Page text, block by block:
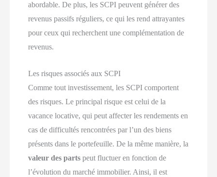
abordable. De plus, les SCPI peuvent générer des
revenus passifs réguliers, ce qui les rend attrayantes
pour ceux qui recherchent une complémentation de
revenus.
Les risques associés aux SCPI
Comme tout investissement, les SCPI comportent
des risques. Le principal risque est celui de la
vacance locative, qui peut affecter les rendements en
cas de difficultés rencontrées par l’un des biens
présents dans le portefeuille. De la même manière, la
valeur des parts peut fluctuer en fonction de
l’évolution du marché immobilier. Ainsi, il est